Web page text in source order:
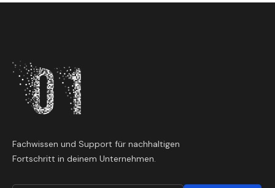
Fachwissen und Support für nachhaltigen
Fortschritt in deinem Unternehmen.